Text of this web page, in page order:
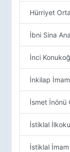
Hürriyet
İbni Sina
İnci
İnkilap
İsmet İnönü
İstiklal
İstiklal